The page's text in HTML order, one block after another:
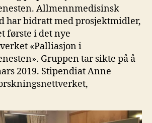
Allmennmedisinsk
har bidratt med prosjektmidler,
første i det nye
«Palliasjon i
Gruppen tar sikte på å
2019. Stipendiat Anne